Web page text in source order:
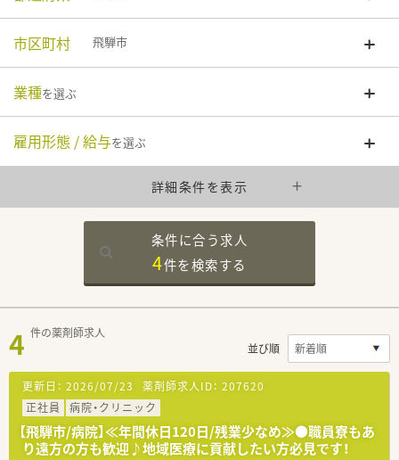
市区町村 飛騨市
業種を選ぶ
雇用形態 / 給与を選ぶ
詳細条件を表示
条件に合う求人
4件を検索する
4 件の薬剤師求人
並び順
更新日： 2026/07/23 薬剤師求人ID： 207620
正社員
病院・クリニック
【飛騨市/病院】≪年間休日120日/残業少なめ≫●職員寮もあ
り遠方の方も歓迎♪地域医療に貢献したい方必見です！